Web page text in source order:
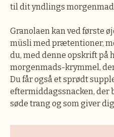
til dit yndlings
Granolaen kan ved første
müsli med prætentioner,
du, med denne opskrift på
morgenmads-krymmel,
Du får også et sprødt
eftermiddagssnacken,
søde trang og som giver